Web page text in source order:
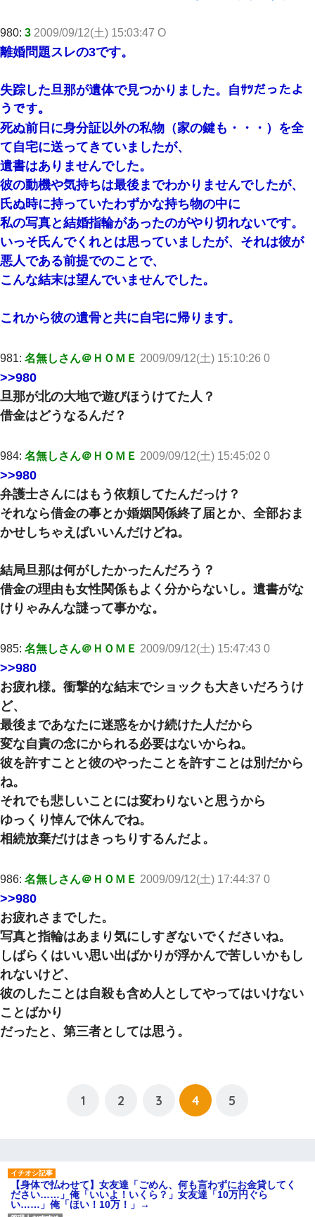
980: 3 2009/09/12(土) 15:03:47 O
離婚問題スレの3です。
失踪した旦那が遺体で見つかりました。自ｻﾂだったよ
うです。
死ぬ前日に身分証以外の私物（家の鍵も・・・）を全
て自宅に送ってきていましたが、
遺書はありませんでした。
彼の動機や気持ちは最後までわかりませんでしたが、
氏ぬ時に持っていたわずかな持ち物の中に
私の写真と結婚指輪があったのがやり切れないです。
いっそ氏んでくれとは思っていましたが、それは彼が
悪人である前提でのことで、
こんな結末は望んでいませんでした。
これから彼の遺骨と共に自宅に帰ります。
981: 名無しさん＠ＨＯＭＥ 2009/09/12(土) 15:10:26 0
>>980
旦那が北の大地で遊びほうけてた人？
借金はどうなるんだ？
984: 名無しさん＠ＨＯＭＥ 2009/09/12(土) 15:45:02 0
>>980
弁護士さんにはもう依頼してたんだっけ？
それなら借金の事とか婚姻関係終了届とか、全部おま
かせしちゃえばいいんだけどね。
結局旦那は何がしたかったんだろう？
借金の理由も女性関係もよく分からないし。遺書がな
けりゃみんな謎って事かな。
985: 名無しさん＠ＨＯＭＥ 2009/09/12(土) 15:47:43 0
>>980
お疲れ様。衝撃的な結末でショックも大きいだろうけ
ど、
最後まであなたに迷惑をかけ続けた人だから
変な自責の念にかられる必要はないからね。
彼を許すことと彼のやったことを許すことは別だから
ね。
それでも悲しいことには変わりないと思うから
ゆっくり悼んで休んでね。
相続放棄だけはきっちりするんだよ。
986: 名無しさん＠ＨＯＭＥ 2009/09/12(土) 17:44:37 0
>>980
お疲れさまでした。
写真と指輪はあまり気にしすぎないでくださいね。
しばらくはいい思い出ばかりが浮かんで苦しいかもし
れないけど、
彼のしたことは自殺も含め人としてやってはいけない
ことばかり
だったと、第三者としては思う。
1 2 3 4 5
【身体で払わせて】女友達「ごめん、何も言わずにお金貸してく
ださい……」俺「いいよ！いくら？」女友達「10万円ぐら
い……」俺「ほい！10万！」→